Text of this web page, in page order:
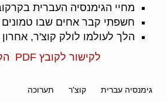
מחיי הגימנסיה העברית בקרקוב 1939-
חשפתי קבר אחים שבו טמונים
הלך לעולמו לולק קוצ'ר, אחרון
לקישור לקובץ PDF הקש כאן
גימנסיה עברית קוצ'ר תערוכה